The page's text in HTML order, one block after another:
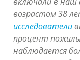
возрастом 38
исследователи
процент
наблюдается